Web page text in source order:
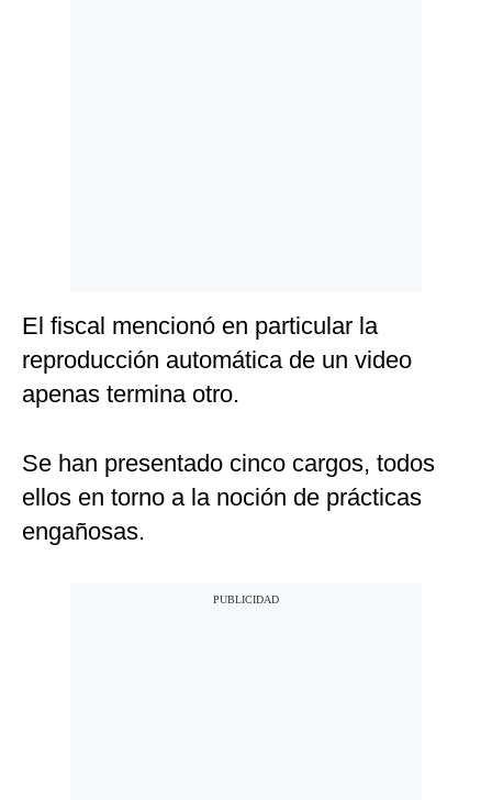
El fiscal mencionó en particular la
reproducción automática de un video
apenas termina otro.
Se han presentado cinco cargos, todos
ellos en torno a la noción de prácticas
engañosas.